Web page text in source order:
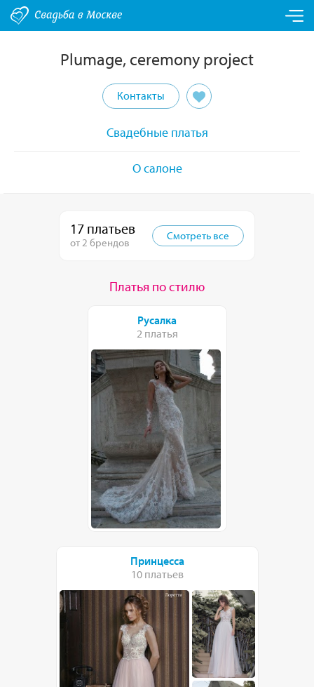
Plumage, ceremony project
Контакты
Свадебные платья
О салоне
17 платьев
от 2 брендов
Смотреть все
Платья по стилю
Русалка
2 платья
Принцесса
10 платьев